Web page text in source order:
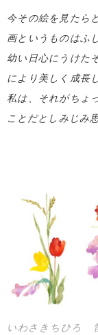
今その絵を見たら
画というものはふ
幼い日心にうけた
により美しく成長
私は、それがちょ
ことだとしみじみ思
いわさきちひろ